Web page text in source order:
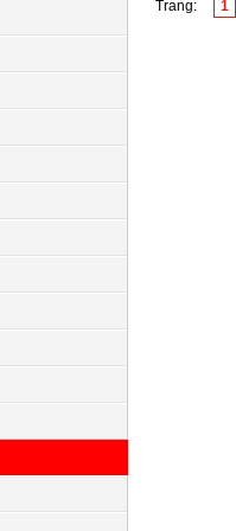
Trang: 1